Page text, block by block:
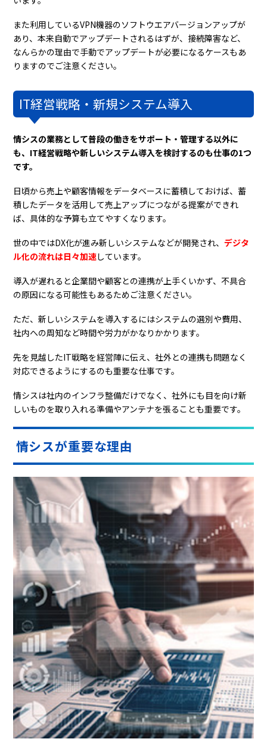
また利用しているVPN機器のソフトウエアバージョンアップが
あり、本来自動でアップデートされるはずが、接続障害など、
なんらかの理由で手動でアップデートが必要になるケースもあ
りますのでご注意ください。
IT経営戦略・新規システム導入
情シスの業務として普段の働きをサポート・管理する以外に
も、IT経営戦略や新しいシステム導入を検討するのも仕事の1つ
です。
日頃から売上や顧客情報をデータベースに蓄積しておけば、蓄
積したデータを活用して売上アップにつながる提案ができれ
ば、具体的な予算も立てやすくなります。
世の中ではDX化が進み新しいシステムなどが開発され、デジタ
ル化の流れは日々加速しています。
導入が遅れると企業間や顧客との連携が上手くいかず、不具合
の原因になる可能性もあるためご注意ください。
ただ、新しいシステムを導入するにはシステムの選別や費用、
社内への周知など時間や労力がかなりかかります。
先を見越したIT戦略を経営陣に伝え、社外との連携も問題なく
対応できるようにするのも重要な仕事です。
情シスは社内のインフラ整備だけでなく、社外にも目を向け新
しいものを取り入れる準備やアンテナを張ることも重要です。
情シスが重要な理由